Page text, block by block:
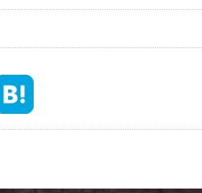
エリア
タン